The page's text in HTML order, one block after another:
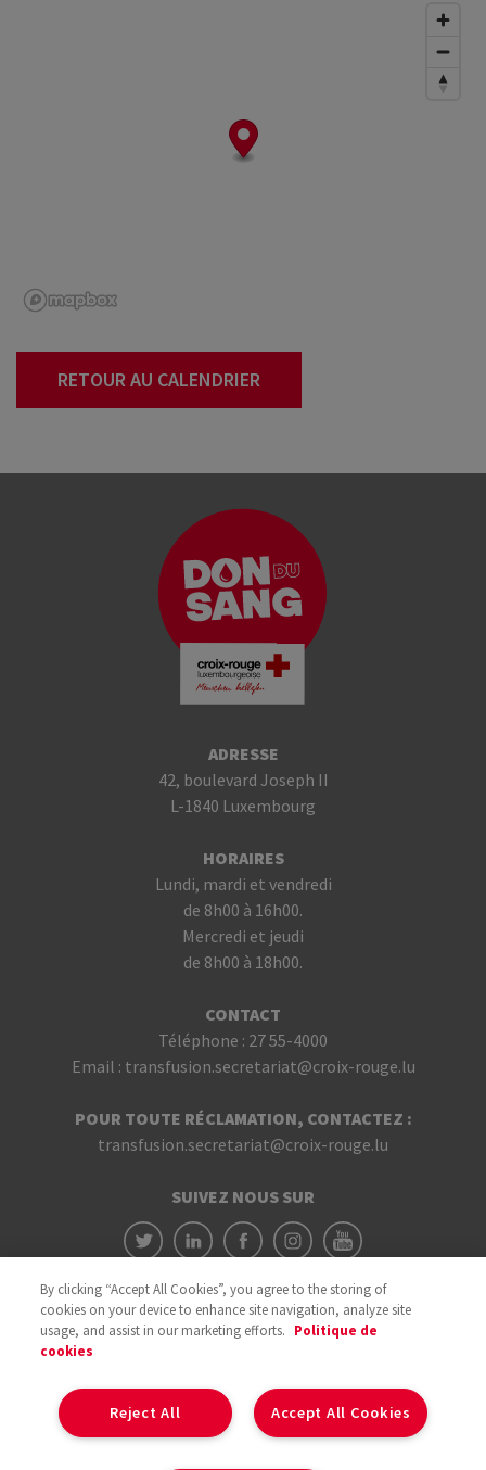
RETOUR AU CALENDRIER
ADRESSE
42, boulevard Joseph II
L-1840 Luxembourg
HORAIRES
Lundi, mardi et vendredi
de 8h00 à 16h00.
Mercredi et jeudi
de 8h00 à 18h00.
CONTACT
Téléphone : 27 55-4000
Email : transfusion.secretariat@croix-rouge.lu
POUR TOUTE RÉCLAMATION, CONTACTEZ :
transfusion.secretariat@croix-rouge.lu
SUIVEZ NOUS SUR
By clicking “Accept All Cookies”, you agree to the storing of
cookies on your device to enhance site navigation, analyze site
usage, and assist in our marketing efforts. Politique de
cookies
Accept All Cookies
Reject All